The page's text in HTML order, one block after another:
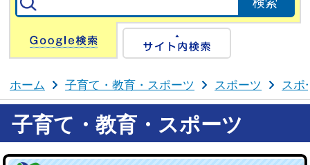
Google検索
ホーム 子育て・教育・スポーツ スポーツ スポ
子育て・教育・スポーツ